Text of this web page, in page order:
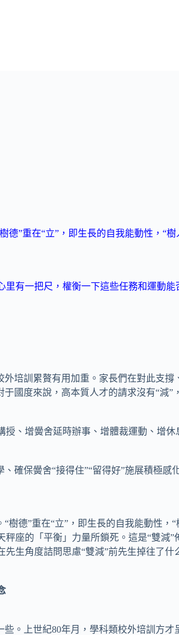
”重在“立”，即生長的自我能動性，“
一把尺，權衡一下這些任務和運動能
訓累贅有用加重。家長們在對此支撐
國度來說，高本質人才的請求沒有“減”
、增黌舍延時辦事、增體裁運動、增
保黌舍“接得住”“留得好”施展積極感
德”重在“立”，即生長的自我能動性，
座的「平衡」力量所鎖死。這是“雙減”
生角度詰問思慮“雙減”前先生掉往了
上世紀80年月，學科類校外培訓方